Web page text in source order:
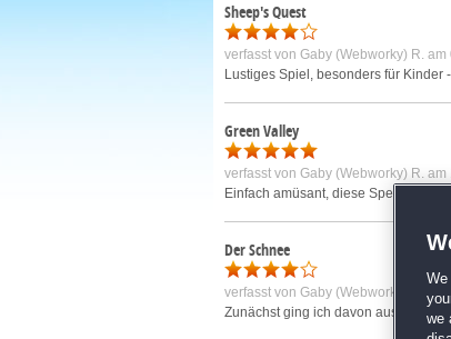
Sheep's Quest
verfasst von Gaby (Webworky) R. am
Lustiges Spiel, besonders für
Green Valley
verfasst von Gaby (Webworky) R. am
Einfach amüsant, diese
Der Schnee
verfasst von Gaby (Webworky) R.
am
Zunächst ging ich davon aus, dass
We
we